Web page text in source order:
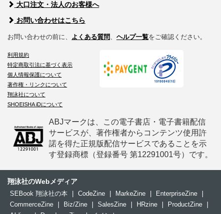
大口注文・法人のお客様へ
お問い合わせはこちら
お問い合わせの前に、 よくある質問、 ヘルプ一覧をご確認ください。
利用規約
特定商取引法に基づく表示
個人情報保護について
著作権・リンクについて
翔泳社について
SHOEISHA iDについて
ABJマークは、この電子書店・電子書籍配信
サービスが、著作権者からコンテンツ使用許
諾を得た正規版配信サービスであることを示
す登録商標（登録番号 第12291001号）です。
翔泳社のWebメディア
SEBook 翔泳社の本 CodeZine MarkeZine EnterpriseZine
CommerceZine
Biz/Zine SalesZine HRzine ProductZine